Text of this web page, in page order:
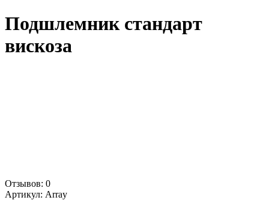
Подшлемник стандарт
вискоза
Отзывов: 0
Артикул: Array